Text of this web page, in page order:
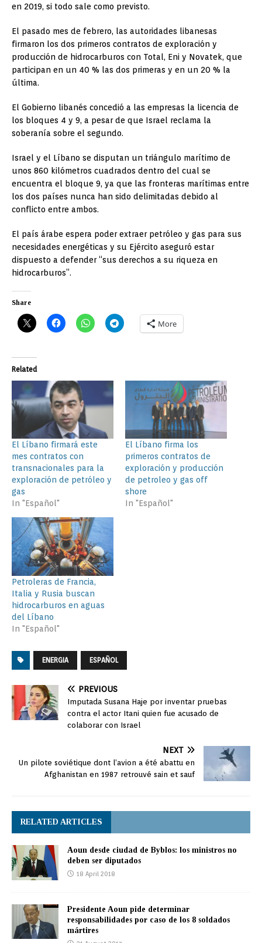
en 2019, si todo sale como previsto.
El pasado mes de febrero, las autoridades libanesas
firmaron los dos primeros contratos de exploración y
producción de hidrocarburos con Total, Eni y Novatek, que
participan en un 40 % las dos primeras y en un 20 % la
última.
El Gobierno libanés concedió a las empresas la licencia de
los bloques 4 y 9, a pesar de que Israel reclama la
soberanía sobre el segundo.
Israel y el Líbano se disputan un triángulo marítimo de
unos 860 kilómetros cuadrados dentro del cual se
encuentra el bloque 9, ya que las fronteras marítimas entre
los dos países nunca han sido delimitadas debido al
conflicto entre ambos.
El país árabe espera poder extraer petróleo y gas para sus
necesidades energéticas y su Ejército aseguró estar
dispuesto a defender “sus derechos a su riqueza en
hidrocarburos”.
Share
More
Related
El Líbano firmará este
mes contratos con
transnacionales para la
exploración de petróleo y
gas
In "Español"
El Líbano firma los
primeros contratos de
exploración y producción
de petroleo y gas off
shore
In "Español"
Petroleras de Francia,
Italia y Rusia buscan
hidrocarburos en aguas
del Líbano
In "Español"
ENERGIA ESPAÑOL
PREVIOUS
Imputada Susana Haje por inventar pruebas
contra el actor Itani quien fue acusado de
colaborar con Israel
NEXT
Un pilote soviétique dont l’avion a été abattu en
Afghanistan en 1987 retrouvé sain et sauf
RELATED ARTICLES
Aoun desde ciudad de Byblos: los ministros no
deben ser diputados
18 April 2018
Presidente Aoun pide determinar
responsabilidades por caso de los 8 soldados
mártires